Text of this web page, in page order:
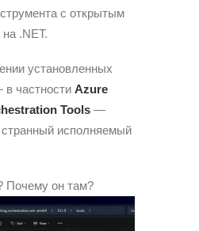
с открытым
.NET.
установленных
в частности Azure
Tools —
исполняемый
Почему он там?